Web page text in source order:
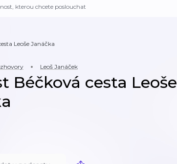
Leoše Janáčka
Leoš Janáček
Béčková cesta Leoše